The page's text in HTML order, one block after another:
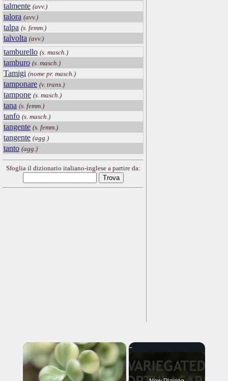
talmente (avv.)
talora (avv.)
talpa (s. femm.)
talvolta (avv.)
tamburello (s. masch.)
tamburo (s. masch.)
Tamigi (nome pr. masch.)
tamponare (v. trans.)
tampone (s. masch.)
tana (s. femm.)
tanfo (s. masch.)
tangente (s. femm.)
tangente (agg.)
tanto (agg.)
Sfoglia il dizionario italiano-inglese a partire da:
×